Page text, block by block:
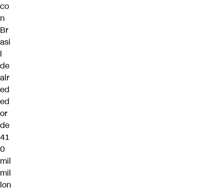
co
n
Br
asi
l
de
alr
ed
ed
or
de
41
0
mil
mil
lon